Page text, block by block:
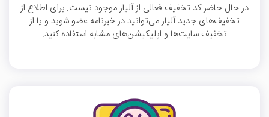
در حال حاضر کد تخفیف فعالی از آلیار موجود نیست. برای اطلاع از
تخفیف‌های جدید آلیار می‌توانید در خبرنامه عضو شوید و یا از
تخفیف سایت‌ها و اپلیکیشن‌های مشابه استفاده کنید.